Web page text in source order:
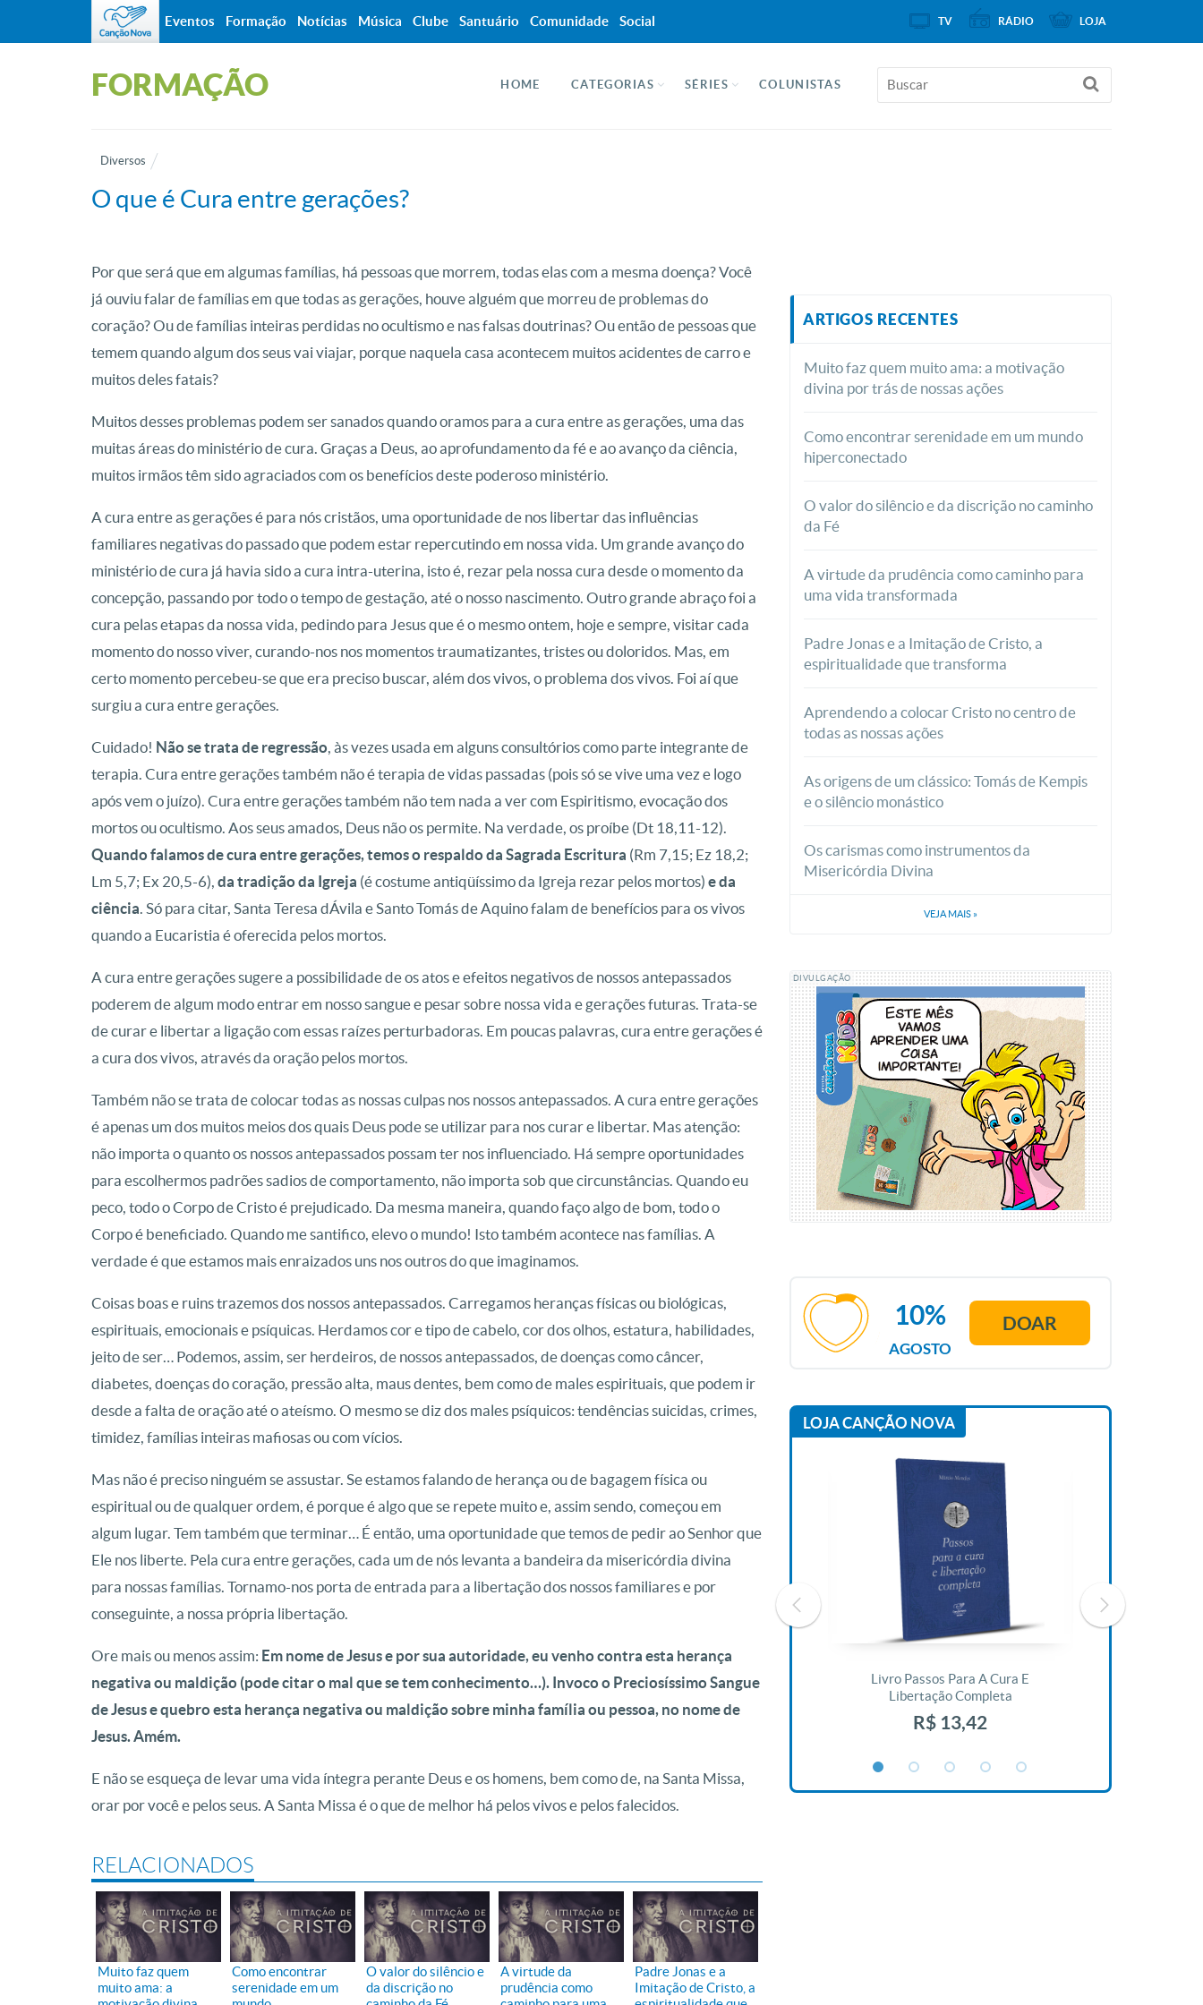
FORMAÇÃO HOME CATEGORIAS SÉRIES COLUNISTAS
Diversos
O que é Cura entre gerações?
Por que será que em algumas famílias, há pessoas que morrem, todas elas com a mesma doença? Você
já ouviu falar de famílias em que todas as gerações, houve alguém que morreu de problemas do
coração? Ou de famílias inteiras perdidas no ocultismo e nas falsas doutrinas? Ou então de pessoas que
temem quando algum dos seus vai viajar, porque naquela casa acontecem muitos acidentes de carro e
muitos deles fatais?
Muitos desses problemas podem ser sanados quando oramos para a cura entre as gerações, uma das
muitas áreas do ministério de cura. Graças a Deus, ao aprofundamento da fé e ao avanço da ciência,
muitos irmãos têm sido agraciados com os benefícios deste poderoso ministério.
A cura entre as gerações é para nós cristãos, uma oportunidade de nos libertar das influências
familiares negativas do passado que podem estar repercutindo em nossa vida. Um grande avanço do
ministério de cura já havia sido a cura intra-uterina, isto é, rezar pela nossa cura desde o momento da
concepção, passando por todo o tempo de gestação, até o nosso nascimento. Outro grande abraço foi a
cura pelas etapas da nossa vida, pedindo para Jesus que é o mesmo ontem, hoje e sempre, visitar cada
momento do nosso viver, curando-nos nos momentos traumatizantes, tristes ou doloridos. Mas, em
certo momento percebeu-se que era preciso buscar, além dos vivos, o problema dos vivos. Foi aí que
surgiu a cura entre gerações.
Cuidado! Não se trata de regressão, às vezes usada em alguns consultórios como parte integrante de
terapia. Cura entre gerações também não é terapia de vidas passadas (pois só se vive uma vez e logo
após vem o juízo). Cura entre gerações também não tem nada a ver com Espiritismo, evocação dos
mortos ou ocultismo. Aos seus amados, Deus não os permite. Na verdade, os proíbe (Dt 18,11-12).
Quando falamos de cura entre gerações, temos o respaldo da Sagrada Escritura (Rm 7,15; Ez 18,2;
Lm 5,7; Ex 20,5-6), da tradição da Igreja (é costume antiqüíssimo da Igreja rezar pelos mortos) e da
ciência. Só para citar, Santa Teresa dÁvila e Santo Tomás de Aquino falam de benefícios para os vivos
quando a Eucaristia é oferecida pelos mortos.
A cura entre gerações sugere a possibilidade de os atos e efeitos negativos de nossos antepassados
poderem de algum modo entrar em nosso sangue e pesar sobre nossa vida e gerações futuras. Trata-se
de curar e libertar a ligação com essas raízes perturbadoras. Em poucas palavras, cura entre gerações é
a cura dos vivos, através da oração pelos mortos.
Também não se trata de colocar todas as nossas culpas nos nossos antepassados. A cura entre gerações
é apenas um dos muitos meios dos quais Deus pode se utilizar para nos curar e libertar. Mas atenção:
não importa o quanto os nossos antepassados possam ter nos influenciado. Há sempre oportunidades
para escolhermos padrões sadios de comportamento, não importa sob que circunstâncias. Quando eu
peco, todo o Corpo de Cristo é prejudicado. Da mesma maneira, quando faço algo de bom, todo o
Corpo é beneficiado. Quando me santifico, elevo o mundo! Isto também acontece nas famílias. A
verdade é que estamos mais enraizados uns nos outros do que imaginamos.
Coisas boas e ruins trazemos dos nossos antepassados. Carregamos heranças físicas ou biológicas,
espirituais, emocionais e psíquicas. Herdamos cor e tipo de cabelo, cor dos olhos, estatura, habilidades,
jeito de ser… Podemos, assim, ser herdeiros, de nossos antepassados, de doenças como câncer,
diabetes, doenças do coração, pressão alta, maus dentes, bem como de males espirituais, que podem ir
desde a falta de oração até o ateísmo. O mesmo se diz dos males psíquicos: tendências suicidas, crimes,
timidez, famílias inteiras mafiosas ou com vícios.
Mas não é preciso ninguém se assustar. Se estamos falando de herança ou de bagagem física ou
espiritual ou de qualquer ordem, é porque é algo que se repete muito e, assim sendo, começou em
algum lugar. Tem também que terminar… É então, uma oportunidade que temos de pedir ao Senhor que
Ele nos liberte. Pela cura entre gerações, cada um de nós levanta a bandeira da misericórdia divina
para nossas famílias. Tornamo-nos porta de entrada para a libertação dos nossos familiares e por
conseguinte, a nossa própria libertação.
Ore mais ou menos assim: Em nome de Jesus e por sua autoridade, eu venho contra esta herança
negativa ou maldição (pode citar o mal que se tem conhecimento…). Invoco o Preciosíssimo Sangue
de Jesus e quebro esta herança negativa ou maldição sobre minha família ou pessoa, no nome de
Jesus. Amém.
E não se esqueça de levar uma vida íntegra perante Deus e os homens, bem como de, na Santa Missa,
orar por você e pelos seus. A Santa Missa é o que de melhor há pelos vivos e pelos falecidos.
RELACIONADOS
Muito faz quem
muito ama: a
Como encontrar
serenidade em um
O valor do silêncio e
da discrição no
A virtude da
prudência como
Padre Jonas e a
Imitação de Cristo, a
ARTIGOS RECENTES
Muito faz quem muito ama: a motivação
divina por trás de nossas ações
Como encontrar serenidade em um mundo
hiperconectado
O valor do silêncio e da discrição no caminho
da Fé
A virtude da prudência como caminho para
uma vida transformada
Padre Jonas e a Imitação de Cristo, a
espiritualidade que transforma
Aprendendo a colocar Cristo no centro de
todas as nossas ações
As origens de um clássico: Tomás de Kempis
e o silêncio monástico
Os carismas como instrumentos da
Misericórdia Divina
VEJA MAIS »
DIVULGAÇÃO
AGOSTO
10% DOAR
LOJA CANÇÃO NOVA
Livro O Padre: A História De
Vida De Jonas Abib
R$ 42,41
Livro Passos Para A Cura E
Libertação Completa
R$ 13,42
Eventos Formação Notícias Música Clube Santuário Comunidade Social TV RÁDIO LOJA